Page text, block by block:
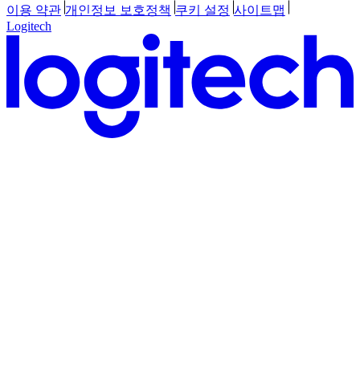
이용 약관 개인정보 보호정책 쿠키 설정 사이트맵
Logitech